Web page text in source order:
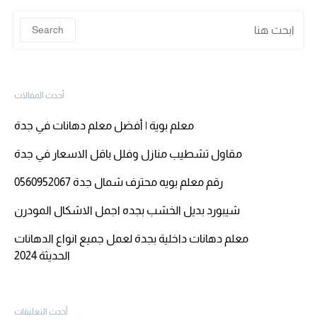
Search
أحدث المقالات
معلم بوية | أفضل معلم دهانات في جدة
مقاول تشطيب منازل وفلل باقل الاسعار في جدة
رقم معلم بويه محترف شمال جدة 0560952067
شيبورد بديل الخشب بجده اجمل الاشكال المودرن
معلم دهانات داخلية بجدة لعمل جميع انواع الدهانات
الحديثة 2024
أحدث التعليقات